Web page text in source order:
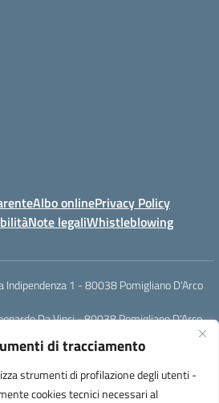
di tracciamento
strumenti di profilazione degli utenti -
cookies tecnici necessari al
Albo onlinePrivacy Policy
Note legaliWhistleblowing
Indipendenza 1 - 80038 Pomigliano D'Arco
Da Vinci - 80038 Pomigliano D'Arco
Pomigliano D'Arco (NA)
- Pec: